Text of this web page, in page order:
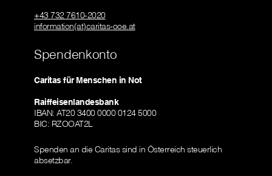
+43 732 7610-2020
information(at)caritas-ooe.at
Spendenkonto
Caritas für Menschen in Not
Raiffeisenlandesbank
IBAN: AT20 3400 0000 0124 5000
BIC: RZOOAT2L
Spenden an die Caritas sind in Österreich steuerlich
absetzbar.